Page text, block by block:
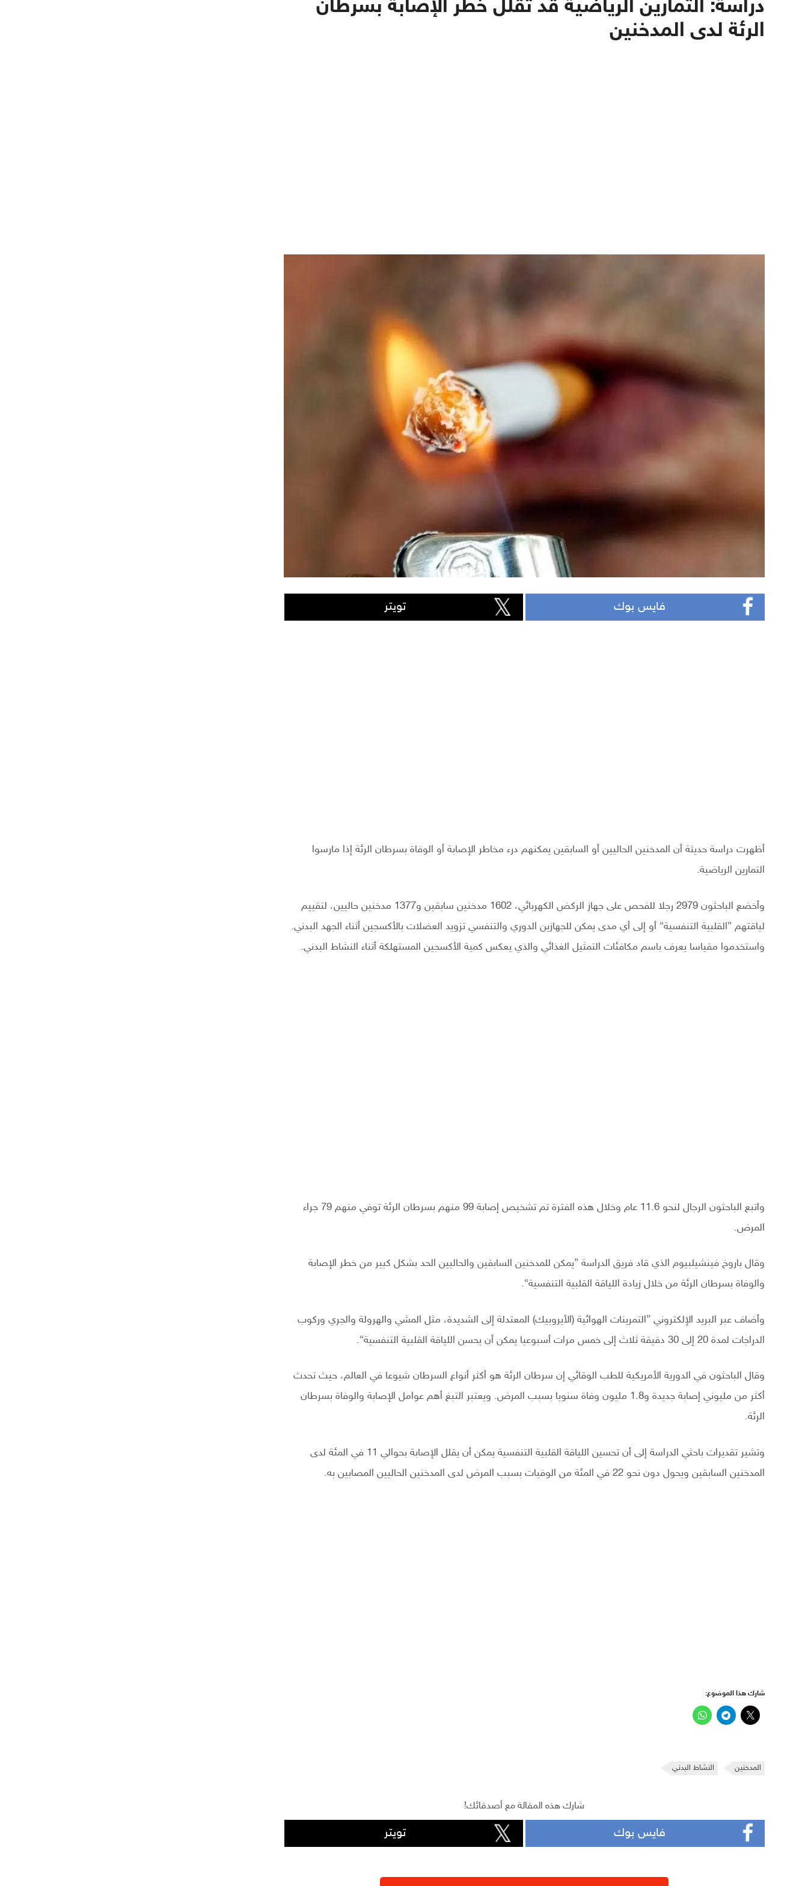
دراسة: التمارين الرياضية قد تقلل خطر الإصابة بسرطان
الرئة لدى المدخنين
فايس بوك تويتر
أظهرت دراسة حديثة أن المدخنين الحاليين أو السابقين يمكنهم درء مخاطر الإصابة أو الوفاة بسرطان الرئة إذا مارسوا
التمارين الرياضية.
وأخضع الباحثون 2979 رجلا للفحص على جهاز الركض الكهربائي، 1602 مدخنين سابقين و1377 مدخنين حاليين، لتقييم
لياقتهم ”القلبية التنفسية“ أو إلى أي مدى يمكن للجهازين الدوري والتنفسي تزويد العضلات بالأكسجين أثناء الجهد البدني.
واستخدموا مقياسا يعرف باسم مكافئات التمثيل الغذائي والذي يعكس كمية الأكسجين المستهلكة أثناء النشاط البدني.
واتبع الباحثون الرجال لنحو 11.6 عام وخلال هذه الفترة تم تشخيص إصابة 99 منهم بسرطان الرئة توفي منهم 79 جراء
المرض.
وقال باروخ فينشيلبيوم الذي قاد فريق الدراسة ”يمكن للمدخنين السابقين والحاليين الحد بشكل كبير من خطر الإصابة
والوفاة بسرطان الرئة من خلال زيادة اللياقة القلبية التنفسية“.
وأضاف عبر البريد الإلكتروني ”التمرينات الهوائية (الأيروبيك) المعتدلة إلى الشديدة، مثل المشي والهرولة والجري وركوب
الدراجات لمدة 20 إلى 30 دقيقة ثلاث إلى خمس مرات أسبوعيا يمكن أن يحسن اللياقة القلبية التنفسية“.
وقال الباحثون في الدورية الأمريكية للطب الوقائي إن سرطان الرئة هو أكثر أنواع السرطان شيوعا في العالم، حيث تحدث
أكثر من مليوني إصابة جديدة و1.8 مليون وفاة سنويا بسبب المرض. ويعتبر التبغ أهم عوامل الإصابة والوفاة بسرطان
الرئة.
وتشير تقديرات باحثي الدراسة إلى أن تحسين اللياقة القلبية التنفسية يمكن أن يقلل الإصابة بحوالي 11 في المئة لدى
المدخنين السابقين ويحول دون نحو 22 في المئة من الوفيات بسبب المرض لدى المدخنين الحاليين المصابين به.
شارك هذا الموضوع:
المدخنين النشاط البدني
شارك هذه المقالة مع أصدقائك!
فايس بوك تويتر